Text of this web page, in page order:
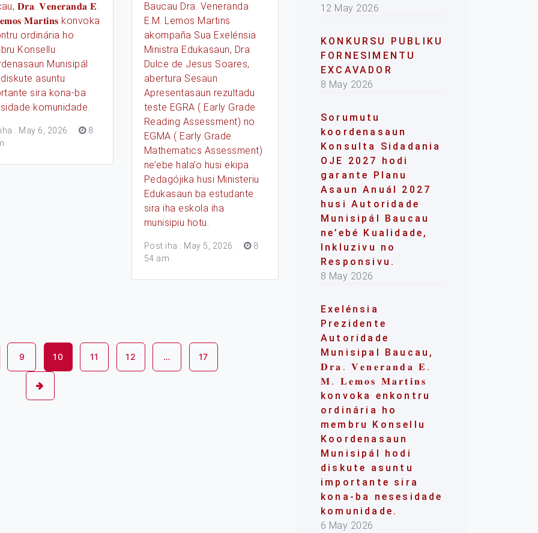
𝐃𝐫𝐚. 𝐕𝐞𝐧𝐞𝐫𝐚𝐧𝐝𝐚 𝐄.
𝐌𝐚𝐫𝐭𝐢𝐧𝐬 konvoka
ordinária ho
Konsellu
Munisipál
asuntu
sira kona-ba
komunidade.
: May 6, 2026
8
Baucau Dra. Veneranda
E.M. Lemos Martins
akompaña Sua Exelénsia
Ministra Edukasaun, Dra.
Dulce de Jesus Soares,
abertura Sesaun
Apresentasaun rezultadu
teste EGRA ( Early Grade
Reading Assessment) no
EGMA ( Early Grade
Mathematics Assessment)
ne’ebe hala’o husi ekipa
Pedagójika husi Ministeriu
Edukasaun ba estudante
sira iha eskola iha
munisipiu hotu.
Post iha : May 5, 2026
8
54 am
9 10 11 12 … 17
12 May 2026
KONKURSU PUBLIKU
FORNESIMENTU
EXCAVADOR
8 May 2026
Sorumutu
koordenasaun
Konsulta Sidadania
OJE 2027 hodi
garante Planu
Asaun Anuál 2027
husi Autoridade
Munisipál Baucau
ne’ebé Kualidade,
Inkluzivu no
Responsivu.
8 May 2026
Exelénsia
Prezidente
Autoridade
Munisipal Baucau,
𝐃𝐫𝐚. 𝐕𝐞𝐧𝐞𝐫𝐚𝐧𝐝𝐚 𝐄.
𝐌. 𝐋𝐞𝐦𝐨𝐬 𝐌𝐚𝐫𝐭𝐢𝐧𝐬
konvoka enkontru
ordinária ho
membru Konsellu
Koordenasaun
Munisipál hodi
diskute asuntu
importante sira
kona-ba nesesidade
komunidade.
6 May 2026